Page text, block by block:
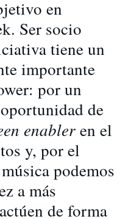
en
Ser socio
tiene un
importante
por un
de
enableren el
y, por el
podemos
a más
de forma